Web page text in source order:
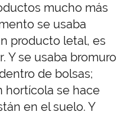
mucho más
se usaba
producto letal, es
Y se usaba bromuro
de bolsas;
hortícola se hace
en el suelo. Y